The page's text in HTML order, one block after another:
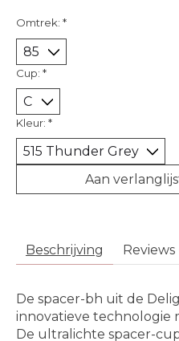
Omtrek: *
Cup: *
Kleur: *
Aan
Beschrijving Reviews
De spacer-bh uit de
innovatieve technologie
De ultralichte spacer-